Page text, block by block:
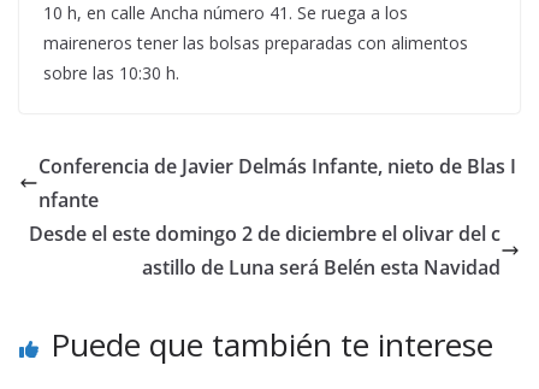
10 h, en calle Ancha número 41. Se ruega a los
maireneros tener las bolsas preparadas con alimentos
sobre las 10:30 h.
Conferencia de Javier Delmás Infante, nieto de Blas I
nfante
Desde el este domingo 2 de diciembre el olivar del c
astillo de Luna será Belén esta Navidad
Puede que también te interese